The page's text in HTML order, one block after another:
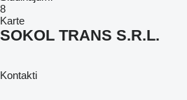
8
Karte
SOKOL TRANS S.R.L.
Kontakti